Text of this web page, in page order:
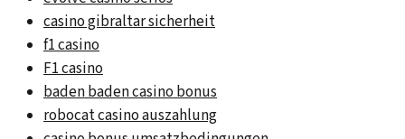
casino gibraltar sicherheit
f1 casino
F1 casino
baden baden casino bonus
robocat casino auszahlung